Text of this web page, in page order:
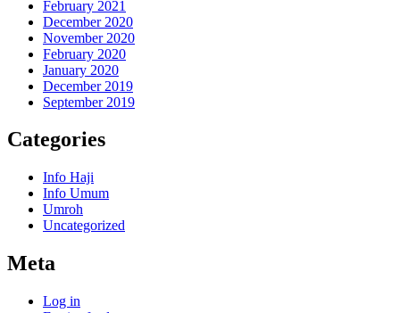
February 2021
December 2020
November 2020
February 2020
January 2020
December 2019
September 2019
Categories
Info Haji
Info Umum
Umroh
Uncategorized
Meta
Log in